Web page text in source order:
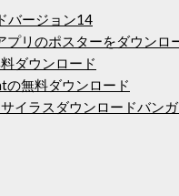
バージョン14
プリのポスターをダウンロ
ダウンロード
無料ダウンロード
イラスダウンロードバン